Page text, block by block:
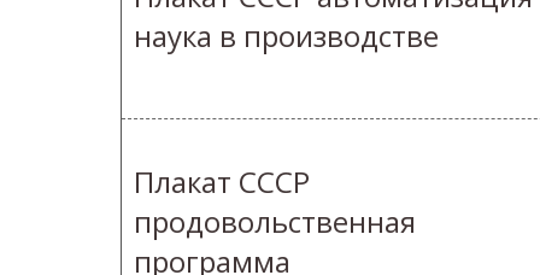
наука в производстве
Плакат СССР
продовольственная
программа